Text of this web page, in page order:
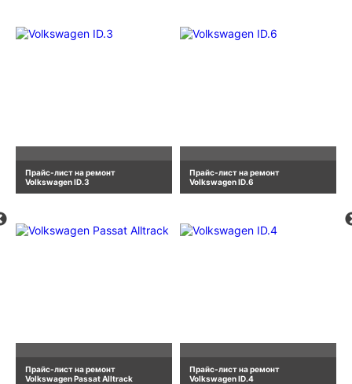
Прайс-лист на ремонт
Volkswagen ID.3
Прайс-лист на ремонт
Volkswagen Passat Alltrack
Прайс-лист на ремонт
Volkswagen ID.6
Прайс-лист на ремонт
Volkswagen ID.4